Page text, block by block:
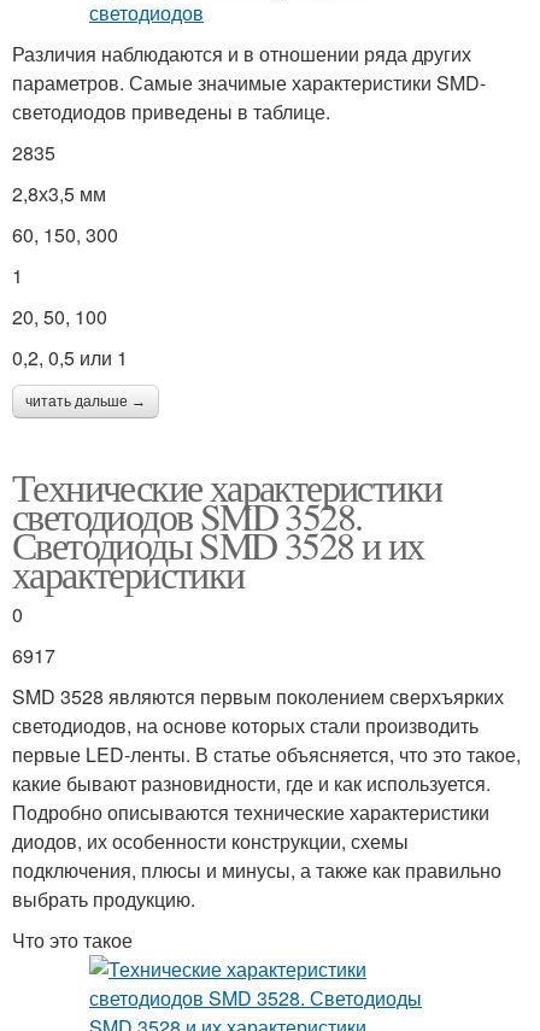
Различия наблюдаются и в отношении ряда других
параметров. Самые значимые характеристики SMD-
светодиодов приведены в таблице.
2835
2,8х3,5 мм
60, 150, 300
1
20, 50, 100
0,2, 0,5 или 1
читать дальше →
Технические характеристики
светодиодов SMD 3528.
Светодиоды SMD 3528 и их
характеристики
0
6917
SMD 3528 являются первым поколением сверхъярких
светодиодов, на основе которых стали производить
первые LED-ленты. В статье объясняется, что это такое,
какие бывают разновидности, где и как используется.
Подробно описываются технические характеристики
диодов, их особенности конструкции, схемы
подключения, плюсы и минусы, а также как правильно
выбрать продукцию.
Что это такое